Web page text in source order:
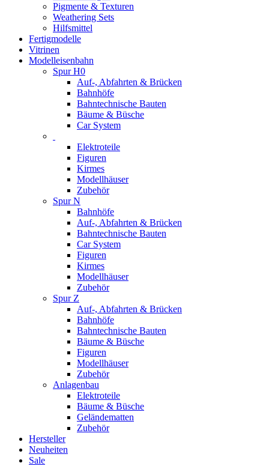
Pigmente & Texturen
Weathering Sets
Hilfsmittel
Fertigmodelle
Vitrinen
Modelleisenbahn
Spur H0
Auf-, Abfahrten & Brücken
Bahnhöfe
Bahntechnische Bauten
Bäume & Büsche
Car System
Elektroteile
Figuren
Kirmes
Modellhäuser
Zubehör
Spur N
Bahnhöfe
Auf-, Abfahrten & Brücken
Bahntechnische Bauten
Car System
Figuren
Kirmes
Modellhäuser
Zubehör
Spur Z
Auf-, Abfahrten & Brücken
Bahnhöfe
Bahntechnische Bauten
Bäume & Büsche
Figuren
Modellhäuser
Zubehör
Anlagenbau
Elektroteile
Bäume & Büsche
Geländematten
Zubehör
Hersteller
Neuheiten
Sale